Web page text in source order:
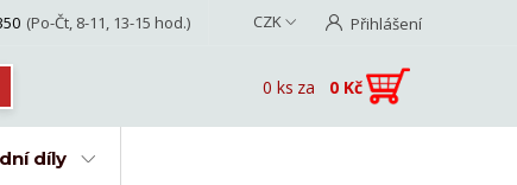
CZK Přihlášení
(Po-Čt, 8-11, 13-15 hod.)
0 ks za 0 Kč
díly